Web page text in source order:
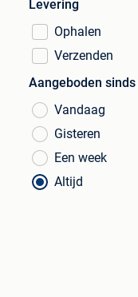
Levering
Ophalen
Verzenden
Aangeboden sinds
Vandaag
Gisteren
Een week
Altijd